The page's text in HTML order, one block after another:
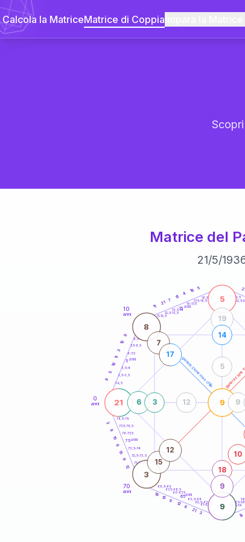
Calcola la MatriceMatrice di Coppia
Matrice del
21/5/
generazione maschile
0
anni
10
anni
70
anni
1-2,5
2,5-3,5
3,5-4
6-7,5
7,5-8,5
8,5-9
11-12,5
12,5-13,5
13,5-14
16-17,5
17,5-18,5
18,5-19
21-22,5
22,5-
57,5-
58,5-59
61-62,5
62,5-63,5
63,5-64
66-67,5
67,5-68,5
68,5-69
71-72,5
72,5-73,5
73,5-74
76-77,5
77,5-78,5
78,5-79
8
5
16
11
3
19
9
11
21 7
13 4 18 5
19
3
21
6
12
9
15
18
12
9
15
6
15
9
3
21
5
9
9
8
3 18
10
6
19
9
3
14
9
12
5
7
17
15
12
5 anni
15 anni
65anni
75anni